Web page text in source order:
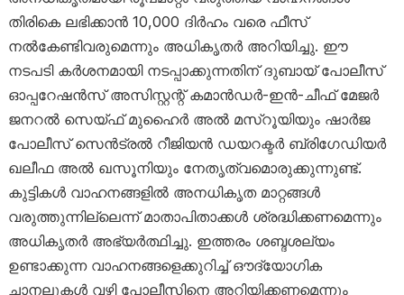
തിരികെ ലഭിക്കാൻ 10,000 ദിർഹം വരെ ഫീസ്
നൽകേണ്ടിവരുമെന്നും അധികൃതർ അറിയിച്ചു. ഈ
നടപടി കർശനമായി നടപ്പാക്കുന്നതിന് ദുബായ് പോലീസ്
ഓപ്പറേഷൻസ് അസിസ്റ്റന്റ് കമാൻഡർ-ഇൻ-ചീഫ് മേജർ
ജനറൽ സെയ്ഫ് മുഹൈർ അൽ മസ്‌റൂയിയും ഷാർജ
പോലീസ് സെൻട്രൽ റീജിയൻ ഡയറക്ടർ ബ്രിഗേഡിയർ
ഖലീഫ അൽ ഖസൂനിയും നേതൃത്വമൊരുക്കുന്നുണ്ട്.
കുട്ടികൾ വാഹനങ്ങളിൽ അനധികൃത മാറ്റങ്ങൾ
വരുത്തുന്നില്ലെന്ന് മാതാപിതാക്കൾ ശ്രദ്ധിക്കണമെന്നും
അധികൃതർ അഭ്യർത്ഥിച്ചു. ഇത്തരം ശബ്ദശല്യം
ഉണ്ടാക്കുന്ന വാഹനങ്ങളെക്കുറിച്ച് ഔദ്യോഗിക
ചാനലുകൾ വഴി പോലീസിനെ അറിയിക്കണമെന്നും